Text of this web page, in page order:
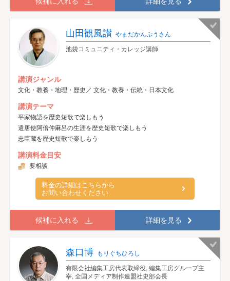
山田観風讃 やまだかんぷうさん
池袋コミュニティ・カレッジ講師
講演ジャンル
文化・教養・地理・歴史／ 文化・教養・伝統・日本文化
講演テーマ
平家物語を歴史短歌で楽しもう
遣唐使阿倍仲麻呂の生涯を歴史短歌で楽しもう
忠臣蔵を歴史短歌で楽しもう
講演料金目安
要相談
料金の詳細はこちらから
お問い合わせください
候補に入れる 詳細を見る
森口博 もりぐちひろし
有限会社編集工房代表取締役, 編集工房グループ主
宰, 全国メディア制作連盟社史部会長